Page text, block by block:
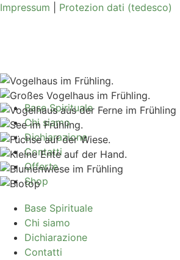
Impressum Protezion dati (tedesco)
Base Spirituale
Chi siamo
Dichiarazione
Contatti
Offerte
Shop
Base Spirituale
Chi siamo
Dichiarazione
Contatti